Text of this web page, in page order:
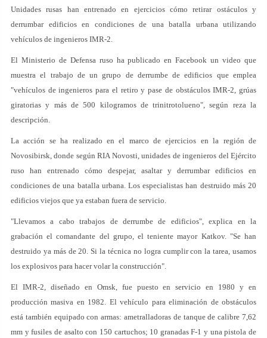
Unidades rusas han entrenado en ejercicios cómo retirar ostáculos y
derrumbar edificios en condiciones de una batalla urbana utilizando
vehículos de ingenieros IMR-2.
El Ministerio de Defensa ruso ha publicado en Facebook un video que
muestra el trabajo de un grupo de derrumbe de edificios que emplea
"vehículos de ingenieros para el retiro y pase de obstáculos IMR-2, grúas
giratorias y más de 500 kilogramos de trinitrotolueno", según reza la
descripción.
La acción se ha realizado en el marco de ejercicios en la región de
Novosibirsk, donde según RIA Novosti, unidades de ingenieros del Ejército
ruso han entrenado cómo despejar, asaltar y derrumbar edificios en
condiciones de una batalla urbana. Los especialistas han destruido más 20
edificios viejos que ya estaban fuera de servicio.
"Llevamos a cabo trabajos de derrumbe de edificios", explica en la
grabación el comandante del grupo, el teniente mayor Katkov. "Se han
destruido ya más de 20. Si la técnica no logra cumplir con la tarea, usamos
los explosivos para hacer volar la construcción".
El IMR-2, diseñado en Omsk, fue puesto en servicio en 1980 y en
producción masiva en 1982. El vehículo para eliminación de obstáculos
está también equipado con armas: ametralladoras de tanque de calibre 7,62
mm y fusiles de asalto con 150 cartuchos; 10 granadas F-1 y una pistola de